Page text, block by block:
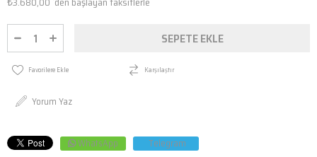
Favorilere Ekle Karşılaştır
Yorum Yaz
WhatsApp Telegram